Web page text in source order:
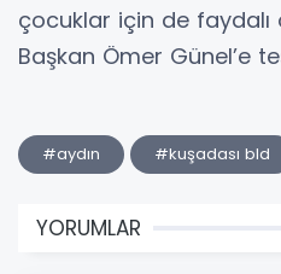
çocuklar için de
Başkan Ömer Günel’e
#aydın #kuşadası bld
YORUMLAR